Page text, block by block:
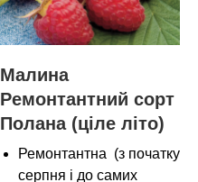
Малина
Ремонтантний сорт
Полана (ціле літо)
Ремонтантна (з початку
серпня і до самих